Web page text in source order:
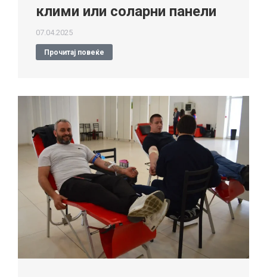
клими или соларни панели
07.04.2025
Прочитај повеќе